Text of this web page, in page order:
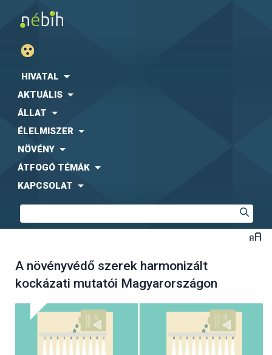
HIVATAL
AKTUÁLIS
ÁLLAT
ÉLELMISZER
NÖVÉNY
ÁTFOGÓ TÉMÁK
KAPCSOLAT
A növényvédő szerek harmonizált
kockázati mutatói Magyarországon